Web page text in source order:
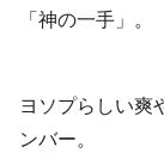
「神の一手」。
ヨソプらしい爽
ンバー。